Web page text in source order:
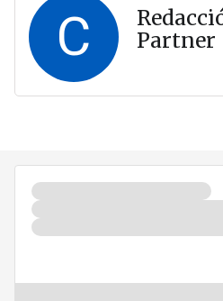
C
Partner